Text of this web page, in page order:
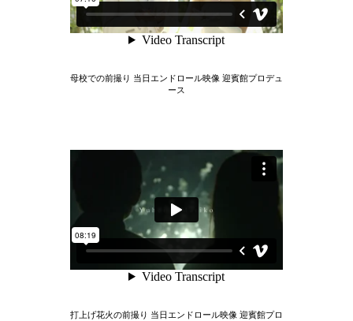
母校での前撮り 当日エンドロール映像 迎賓館プロデュ
ース
打上げ花火の前撮り 当日エンドロール映像 迎賓館プロ